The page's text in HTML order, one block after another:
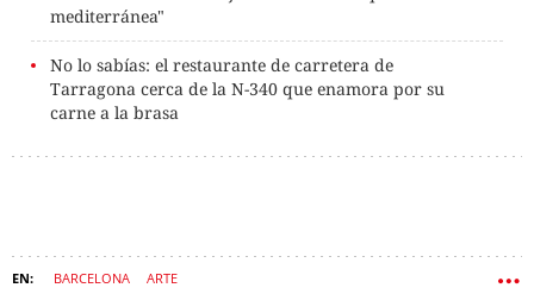
mediterránea"
No lo sabías: el restaurante de carretera de
Tarragona cerca de la N-340 que enamora por su
carne a la brasa
BARCELONA ARTE